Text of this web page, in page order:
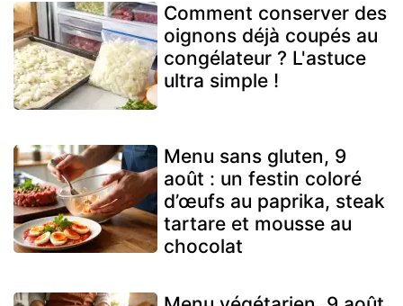
Comment conserver des
oignons déjà coupés au
congélateur ? L'astuce
ultra simple !
Menu sans gluten, 9
août : un festin coloré
d’œufs au paprika, steak
tartare et mousse au
chocolat